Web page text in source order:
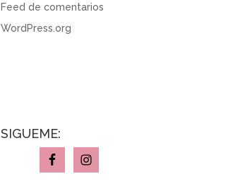
Feed de comentarios
WordPress.org
SÍGUEME: